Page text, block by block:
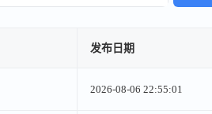
发布日期
2026-08-06 22:55:01